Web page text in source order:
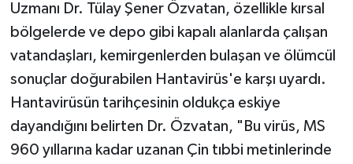
Uzmanı Dr. Tülay Şener Özvatan, özellikle kırsal
bölgelerde ve depo gibi kapalı alanlarda çalışan
vatandaşları, kemirgenlerden bulaşan ve ölümcül
sonuçlar doğurabilen Hantavirüs'e karşı uyardı.
Hantavirüsün tarihçesinin oldukça eskiye
dayandığını belirten Dr. Özvatan, "Bu virüs, MS
960 yıllarına kadar uzanan Çin tıbbi metinlerinde